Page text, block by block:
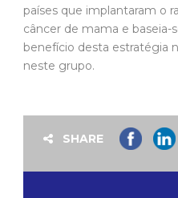
países que implantaram o
câncer de mama e baseia-
benefício desta estratégia
neste grupo.
SHARE